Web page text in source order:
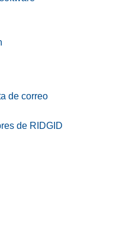
de correo
de RIDGID